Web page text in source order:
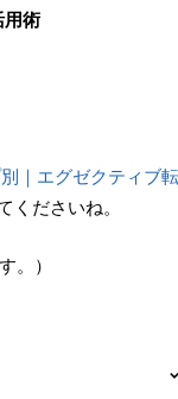
用術
｜エグゼクティブ転
くださいね。
。）